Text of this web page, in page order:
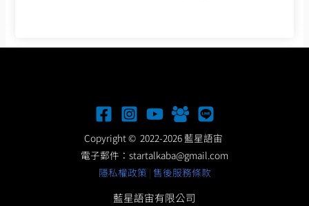
Copyright © 2022-2026 藍星語宙
電子郵件： startalkaba@gmail.com
隱私權政策 | 售後服務條款
藍星語宙有限公司